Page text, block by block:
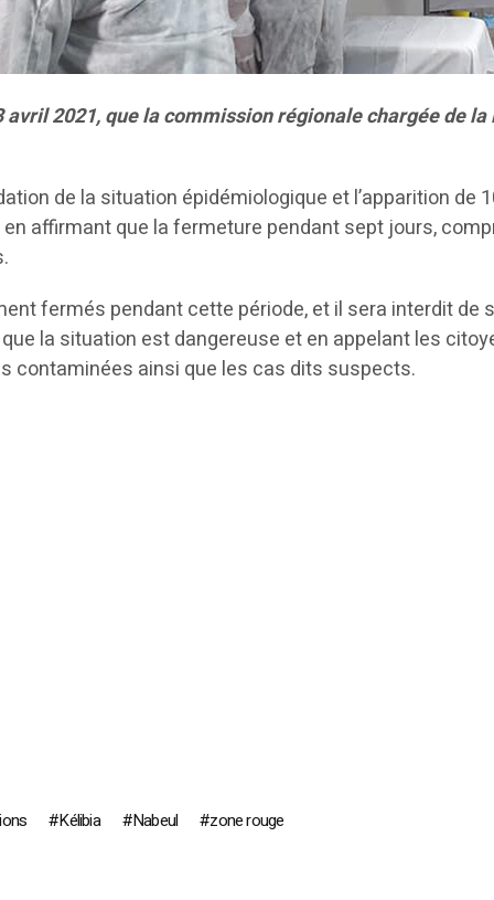
2021, que la commission régionale chargée de
de la situation épidémiologique et l’apparition
affirmant que la fermeture pendant sept jours,
fermés pendant cette période, et il sera interdit de
la situation est dangereuse et en appelant les
contaminées ainsi que les cas dits suspects.
Kélibia Nabeul zone rouge